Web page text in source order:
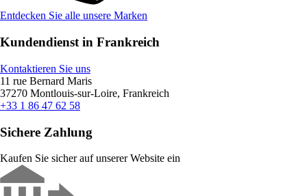
Entdecken Sie alle unsere Marken
Kundendienst in Frankreich
Kontaktieren Sie uns
11 rue Bernard Maris
37270 Montlouis-sur-Loire, Frankreich
+33 1 86 47 62 58
Sichere Zahlung
Kaufen Sie sicher auf unserer Website ein